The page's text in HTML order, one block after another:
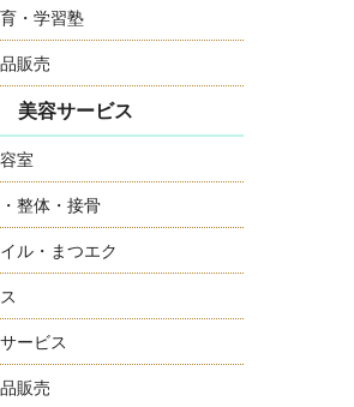
・学習塾
販売
美容サービス
室
整体・接骨
ル・まつエク
ービス
販売